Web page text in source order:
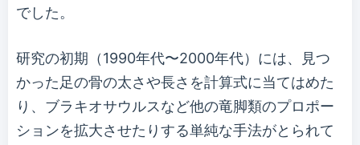
でした。
研究の初期（1990年代〜2000年代）には、見つ
かった足の骨の太さや長さを計算式に当てはめた
り、ブラキオサウルスなど他の竜脚類のプロポー
ションを拡大させたりする単純な手法がとられて